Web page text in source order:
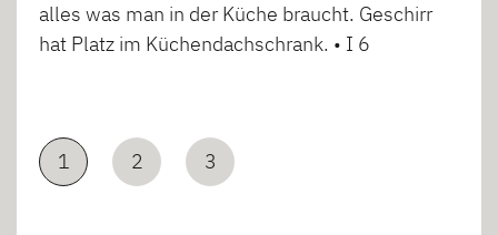
alles was man in der Küche braucht. Geschirr
hat Platz im Küchendachschrank. • I 6
1 2 3